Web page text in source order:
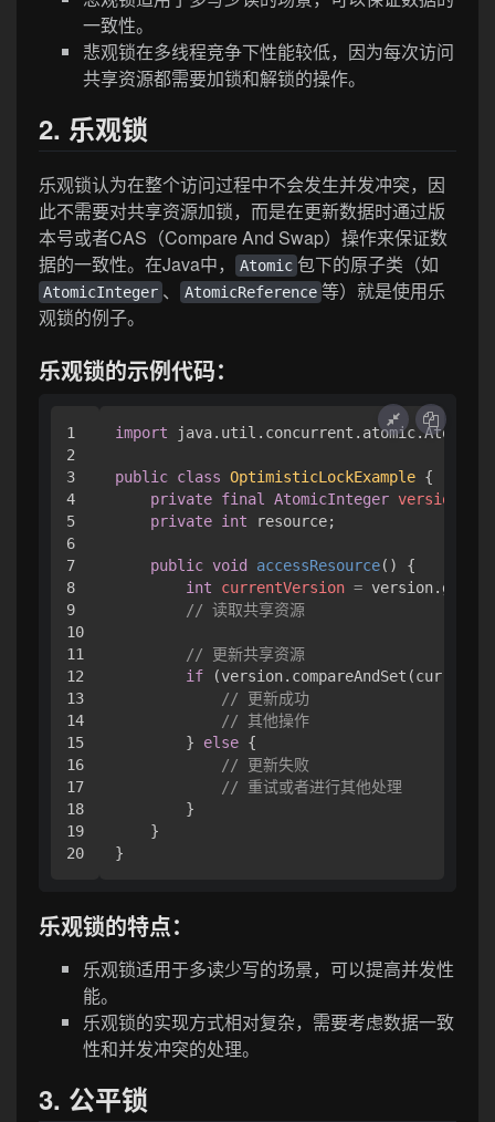
一致性。
悲观锁在多线程竞争下性能较低，因为每次访问
共享资源都需要加锁和解锁的操作。
2. 乐观锁
乐观锁认为在整个访问过程中不会发生并发冲突，因
此不需要对共享资源加锁，而是在更新数据时通过版
本号或者CAS（Compare And Swap）操作来保证数
据的一致性。在Java中，
Atomic 包下的原子类（如
AtomicInteger 、 AtomicReference 等）就是使用乐
观锁的例子。
乐观锁的示例代码：
1
2
3
4
5
6
7
8
9
10
11
12
13
14
15
16
17
18
19
import
public class OptimisticLockExample {
private final AtomicInteger version
private int resource;
public void accessResource()
{
int
currentVersion = version.get();
// 读取共享资源
// 更新共享资源
if
// 更新成功
// 其他操作
        }
else {
// 更新失败
// 重试或者进行其他处理
        }
    }
乐观锁的特点：
乐观锁适用于多读少写的场景，可以提高并发性
能。
乐观锁的实现方式相对复杂，需要考虑数据一致
性和并发冲突的处理。
3. 公平锁